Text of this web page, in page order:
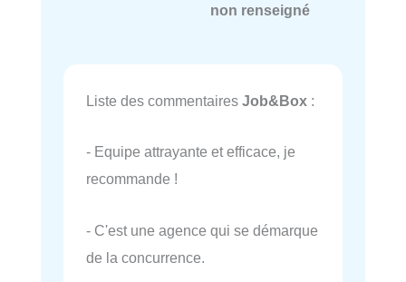
non renseigné
Liste des commentaires Job&Box :
- Equipe attrayante et efficace, je
recommande !
- C'est une agence qui se démarque
de la concurrence.